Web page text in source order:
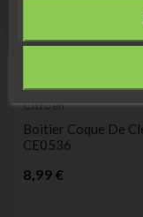
Citroën
Boitier Coque De
CE0536
8,99 €